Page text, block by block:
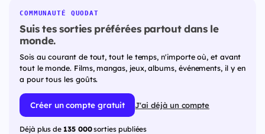
COMMUNAUTÉ QUODAT
Suis tes sorties préférées partout dans le
monde.
Sois au courant de tout, tout le temps, n'importe où, et avant
tout le monde. Films, mangas, jeux, albums, événements, il y en
a pour tous les goûts.
Créer un compte gratuit J'ai déjà un compte
Déjà plus de 135 000sorties publiées